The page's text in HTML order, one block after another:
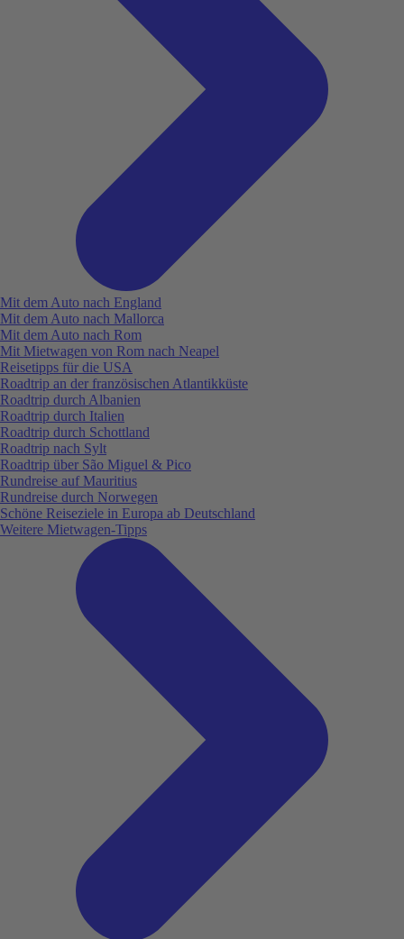
Mit dem Auto nach England
Mit dem Auto nach Mallorca
Mit dem Auto nach Rom
Mit Mietwagen von Rom nach Neapel
Reisetipps für die USA
Roadtrip an der französischen Atlantikküste
Roadtrip durch Albanien
Roadtrip durch Italien
Roadtrip durch Schottland
Roadtrip nach Sylt
Roadtrip über São Miguel & Pico
Rundreise auf Mauritius
Rundreise durch Norwegen
Schöne Reiseziele in Europa ab Deutschland
Weitere Mietwagen-Tipps